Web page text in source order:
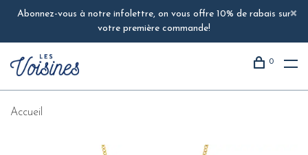
Abonnez-vous à notre infolettre, on vous offre 10% de rabais sur
votre première commande!
0
Accueil